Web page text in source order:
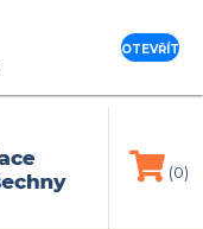
(0)
OTEVŘÍT